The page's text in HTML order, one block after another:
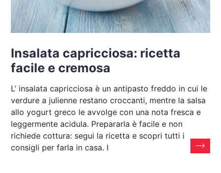
Insalata capricciosa: ricetta
facile e cremosa
L’ insalata capricciosa è un antipasto freddo in cui le
verdure a julienne restano croccanti, mentre la salsa
allo yogurt greco le avvolge con una nota fresca e
leggermente acidula. Prepararla è facile e non
richiede cottura: segui la ricetta e scopri tutti i
consigli per farla in casa. I